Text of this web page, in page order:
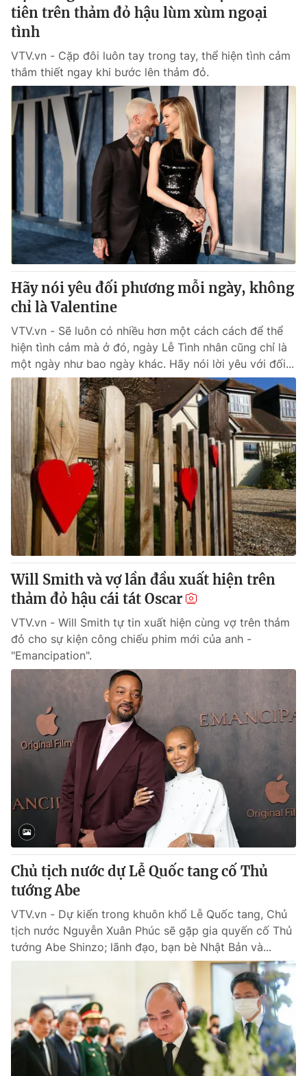
tiên trên thảm đỏ hậu lùm xùm ngoại
tình
VTV.vn - Cặp đôi luôn tay trong tay, thể hiện tình cảm
thắm thiết ngay khi bước lên thảm đỏ.
Hãy nói yêu đối phương mỗi ngày, không
chỉ là Valentine
VTV.vn - Sẽ luôn có nhiều hơn một cách cách để thể
hiện tình cảm mà ở đó, ngày Lễ Tình nhân cũng chỉ là
một ngày như bao ngày khác. Hãy nói lời yêu với đối...
Will Smith và vợ lần đầu xuất hiện trên
thảm đỏ hậu cái tát Oscar
VTV.vn - Will Smith tự tin xuất hiện cùng vợ trên thảm
đỏ cho sự kiện công chiếu phim mới của anh -
"Emancipation".
Chủ tịch nước dự Lễ Quốc tang cố Thủ
tướng Abe
VTV.vn - Dự kiến trong khuôn khổ Lễ Quốc tang, Chủ
tịch nước Nguyễn Xuân Phúc sẽ gặp gia quyến cố Thủ
tướng Abe Shinzo; lãnh đạo, bạn bè Nhật Bản và...